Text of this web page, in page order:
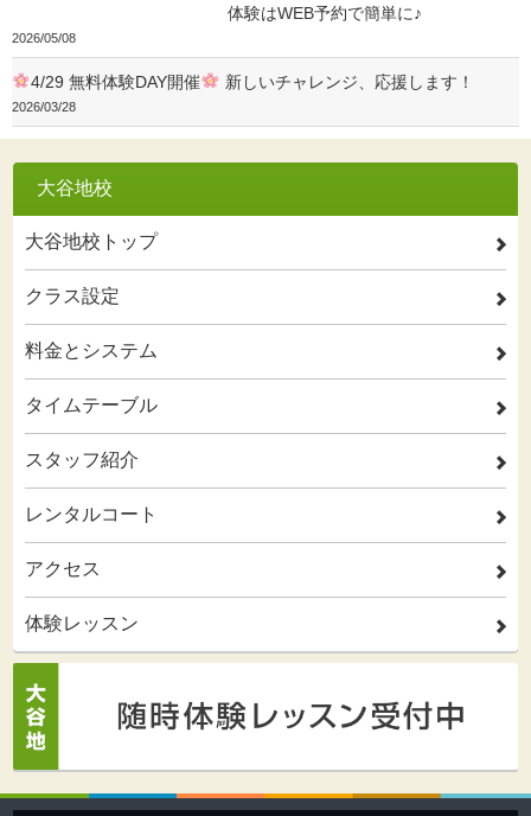
体験はWEB予約で簡単に♪
2026/05/08
4/29 無料体験DAY開催 新しいチャレンジ、応援します！
2026/03/28
大谷地校
大谷地校トップ 2
クラス設定 2
料金とシステム 2
タイムテーブル 2
スタッフ紹介 2
レンタルコート 2
アクセス 2
体験レッスン 2